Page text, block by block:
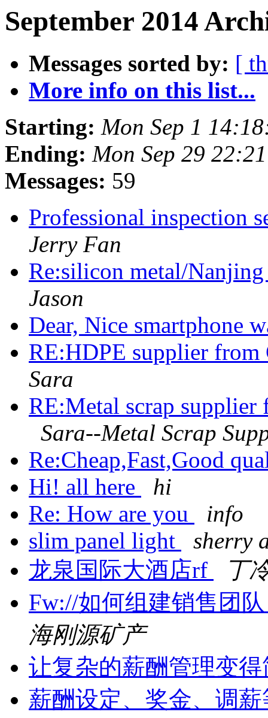
September 2014
Messages sorted by: [
More info on this list...
Starting: Mon Sep 1
Ending: Mon Sep 29
Messages: 59
Professional inspection
Jerry Fan
Re:silicon metal/
Jason
Dear, Nice smartphone
RE:HDPE supplier
Sara
RE:Metal scrap
Sara--Metal Scrap
Re:Cheap,Fast,Good
Hi! all here
hi
Re: How are you
info
slim panel light
sherry
龙泉国际大酒店rf
丁
Fw://如何组建销售团
海刚源矿产
让复杂的薪酬管理变
薪酬设定、奖金、调